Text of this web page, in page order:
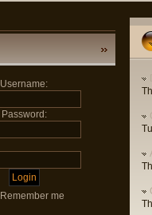
Username:
Password:
Remember me